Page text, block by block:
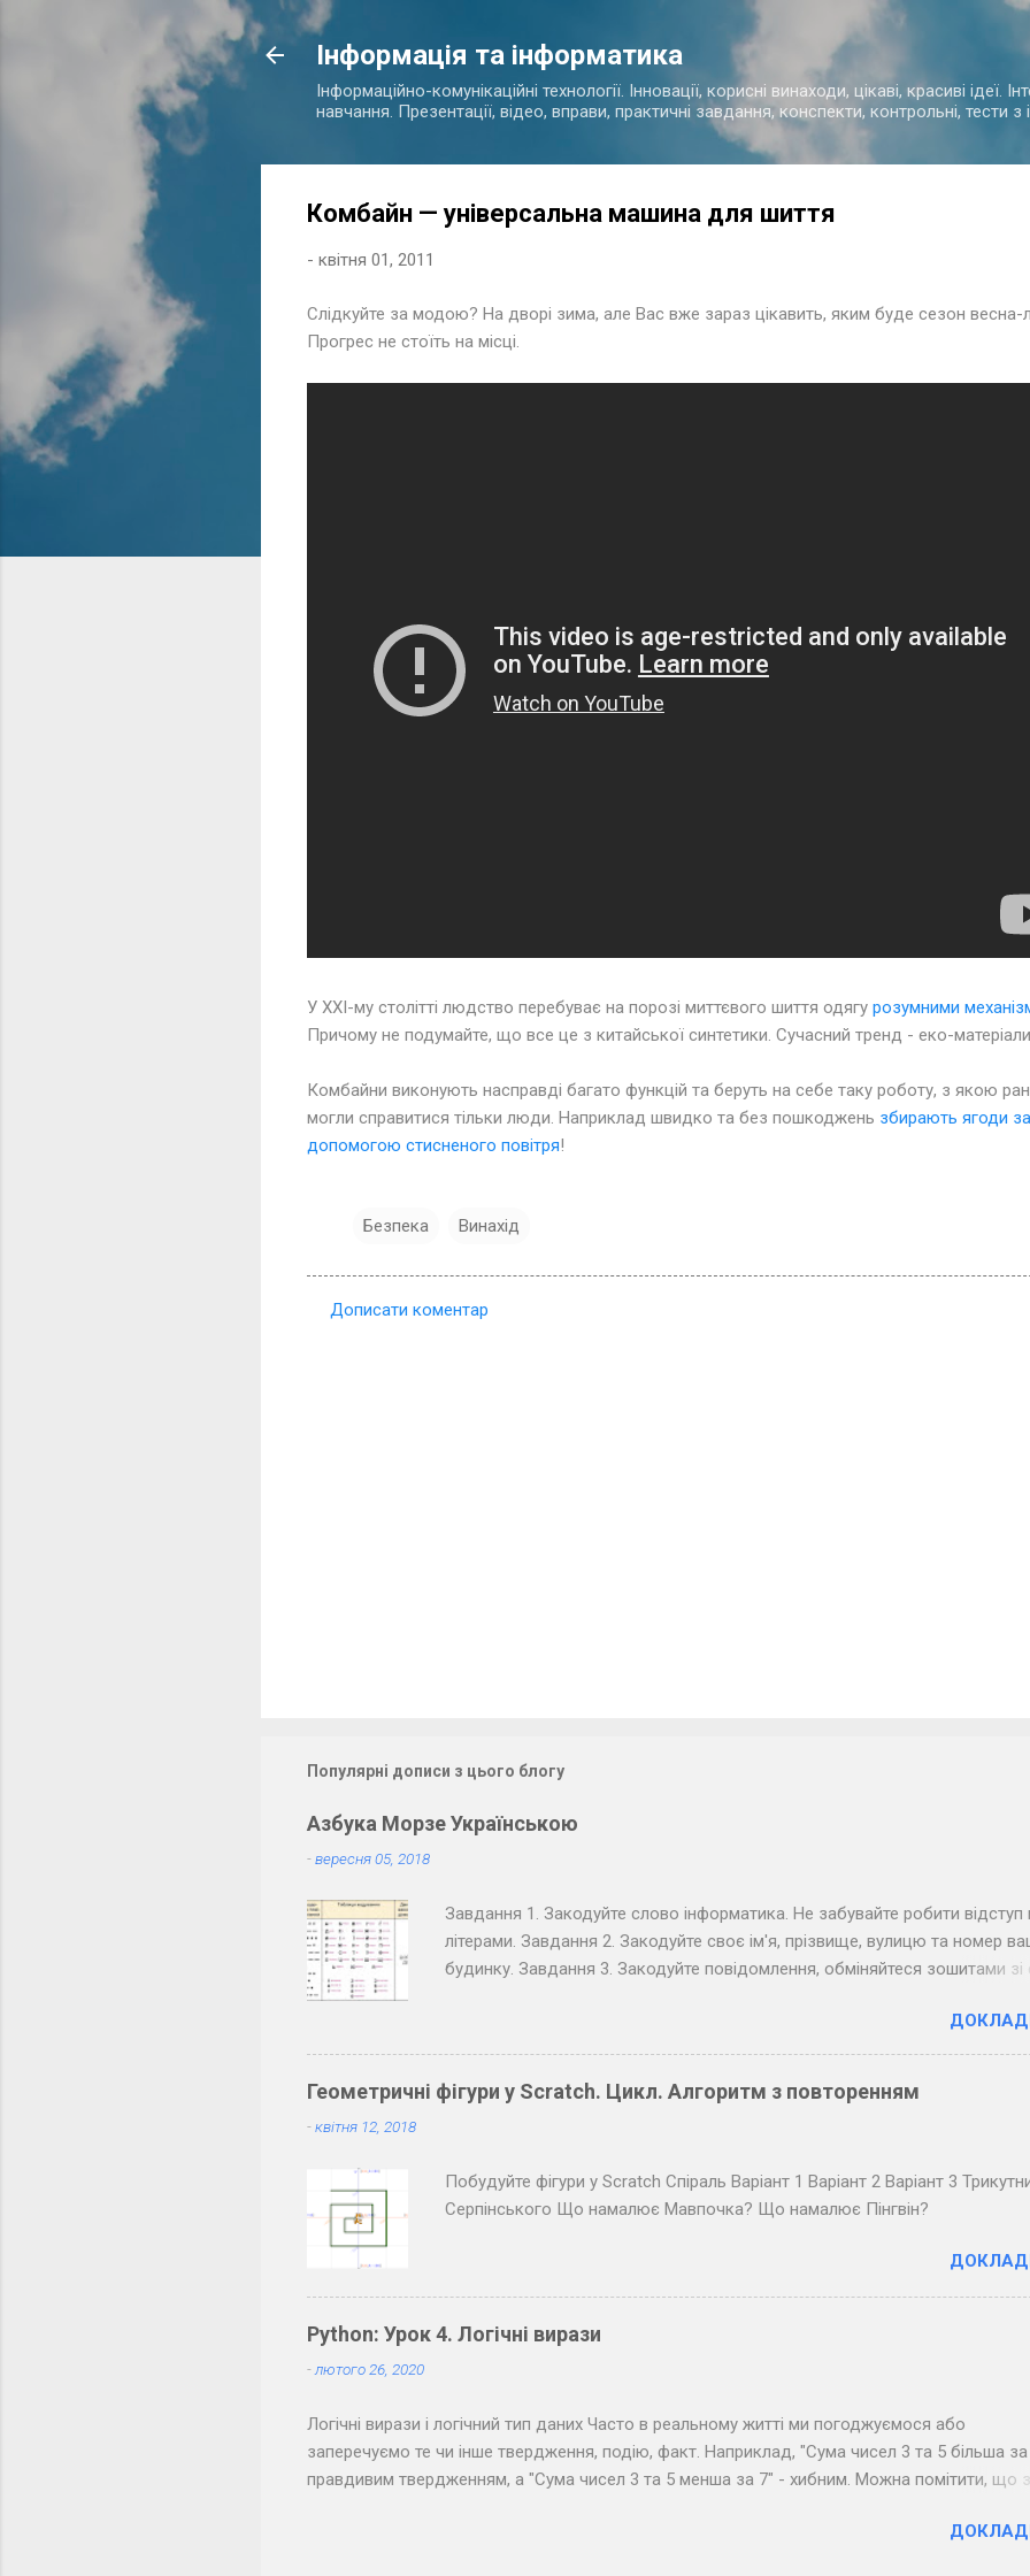
Перейти до основного вмісту
Інформація та інформатика
Інформаційно-комунікаційні технології. Інновації, корисні винаходи, цікаві, красиві ідеї.
навчання. Презентації, відео, вправи, практичні завдання, конспекти, контрольні, тести
Комбайн — універсальна машина для шиття
- квітня 01, 2011
Слідкуйте за модою? На дворі зима, але Вас вже зараз цікавить, яким буде сезон весна-
Прогрес не стоїть на місці.
У ХХІ-му столітті людство перебуває на порозі миттєвого шиття одягу розумними
Причому не подумайте, що все це з китайської синтетики. Сучасний тренд - еко-
Комбайни виконують насправді багато функцій та беруть на себе таку роботу, з якою
могли справитися тільки люди. Наприклад швидко та без пошкоджень збирають ягоди за
допомогою стисненого повітря!
Безпека Винахід
Дописати коментар
Популярні дописи з цього блогу
Азбука Морзе Українською
-вересня 05, 2018
Завдання 1. Закодуйте слово інформатика. Не забувайте робити відступ
літерами. Завдання 2. Закодуйте своє ім'я, прізвище, вулицю та номер
будинку. Завдання 3. Закодуйте повідомлення, обміняйтеся зошитами зі
розкодоване повідомлення. Завдання 4. Закодуйте повідомлення для
класу. Озвучте його коло дошки (крапка - короткий звук, тире - довгий,
паузи між буквами, ще довші між словами). Розкодуйте повідомлення
товаришів.
Геометричні фігури у Scratch. Цикл. Алгоритм з повторенням
-квітня 12, 2018
Побудуйте фігури у Scratch Спіраль Варіант 1 Варіант 2 Варіант 3
Серпінського Що намалює Мавпочка? Що намалює Пінгвін?
Python: Урок 4. Логічні вирази
-лютого 26, 2020
Логічні вирази і логічний тип даних Часто в реальному житті ми погоджуємося або
заперечуємо те чи інше твердження, подію, факт. Наприклад, "Сума чисел 3 та 5 більша
правдивим твердженням, а "Сума чисел 3 та 5 менша за 7" - хибним. Можна помітити, що з
(неправда). Подібне використовується в програмуванні: якщо результатом обчислення